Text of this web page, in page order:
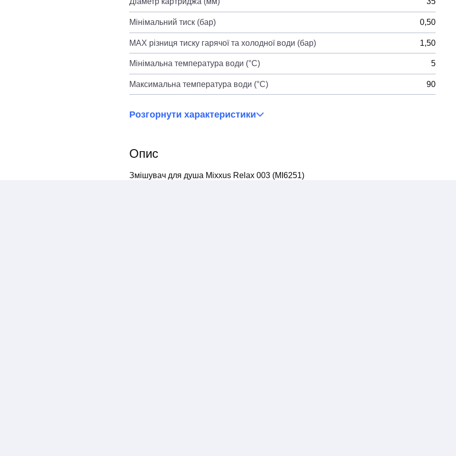
Мінімальний тиск (бар) 0,50
MAX різниця тиску гарячої та холодної води (бар) 1,50
Мінімальна температура води (°C) 5
Максимальна температура води (°C) 90
Розгорнути характеристики
Опис
Змішувач для душа Mixxus Relax 003 (MI6251)